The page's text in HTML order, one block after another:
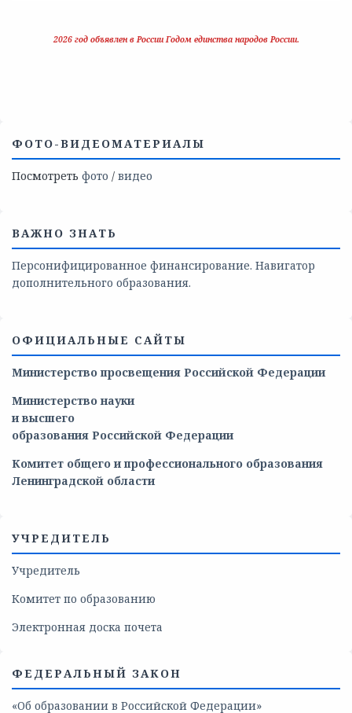
2026 год объявлен в России Годом единства народов России.
ФОТО-ВИДЕОМАТЕРИАЛЫ
Посмотреть фото / видео
ВАЖНО ЗНАТЬ
Персонифицированное финансирование. Навигатор
дополнительного образования.
ОФИЦИАЛЬНЫЕ САЙТЫ
Министерство просвещения Российской Федерации
Министерство науки
и высшего
образования Российской Федерации
Комитет общего и профессионального образования
Ленинградской области
УЧРЕДИТЕЛЬ
Учредитель
Комитет по образованию
Электронная доска почета
ФЕДЕРАЛЬНЫЙ ЗАКОН
«Об образовании в Российской Федерации»